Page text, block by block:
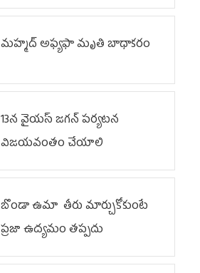
మహ్మద్‌ అఫ్యఫా మృతి బాధాకరం
13న వైయస్‌ జగన్‌ పర్యటన
విజయవంతం చేయాలి
బొండా ఉమా తీరు మార్చుకోకుంటే
ప్రజా ఉద్యమం తప్పదు